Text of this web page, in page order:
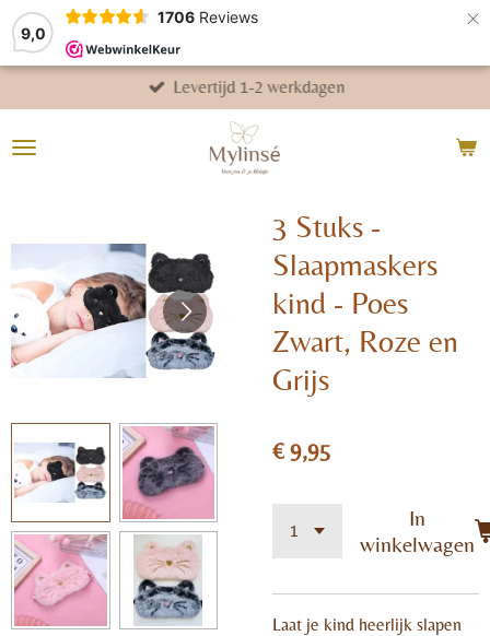
9,0
1706 Reviews ×
Levertijd 1-2 werkdagen
3 Stuks -
Slaapmaskers
kind - Poes
Zwart, Roze en
Grijs
€ 9,95
In
winkelwagen
Laat je kind heerlijk slapen